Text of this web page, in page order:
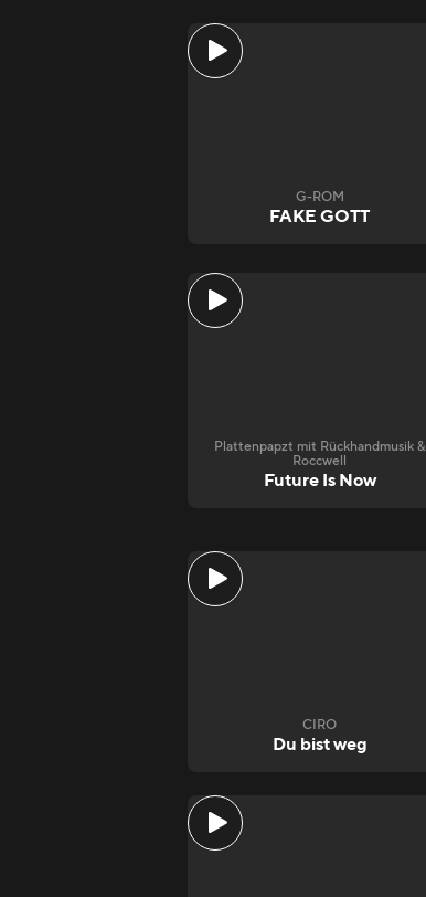
G-ROM
FAKE GOTT
Plattenpapzt mit Rückhandmusik &
Roccwell
Future Is Now
CIRO
Du bist weg